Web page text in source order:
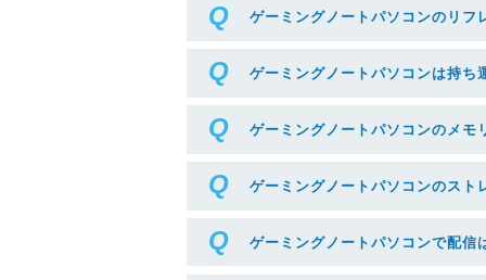
ゲーミングノートパソコンのリフ
ゲーミングノートパソコンは持ち
ゲーミングノートパソコンのメモ
ゲーミングノートパソコンのスト
ゲーミングノートパソコンで配信